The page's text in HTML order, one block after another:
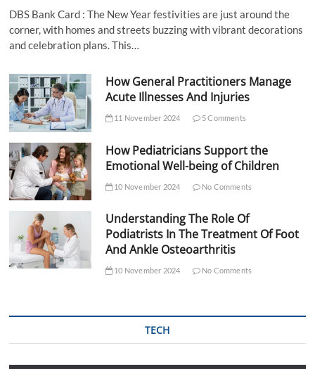
DBS Bank Card : The New Year festivities are just around the
corner, with homes and streets buzzing with vibrant decorations
and celebration plans. This…
How General Practitioners Manage
Acute Illnesses And Injuries
11 November 2024 5 Comments
How Pediatricians Support the
Emotional Well-being of Children
10 November 2024 No Comments
Understanding The Role Of
Podiatrists In The Treatment Of Foot
And Ankle Osteoarthritis
10 November 2024 No Comments
TECH